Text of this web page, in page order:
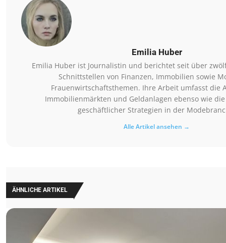
Emilia Huber
Emilia Huber ist Journalistin und berichtet seit über
Schnittstellen von Finanzen, Immobilien sowie
Frauenwirtschaftsthemen. Ihre Arbeit umfasst die
Immobilienmärkten und Geldanlagen ebenso wie
geschäftlicher Strategien in der
Alle Artikel ansehen →
ÄHNLICHE ARTIKEL